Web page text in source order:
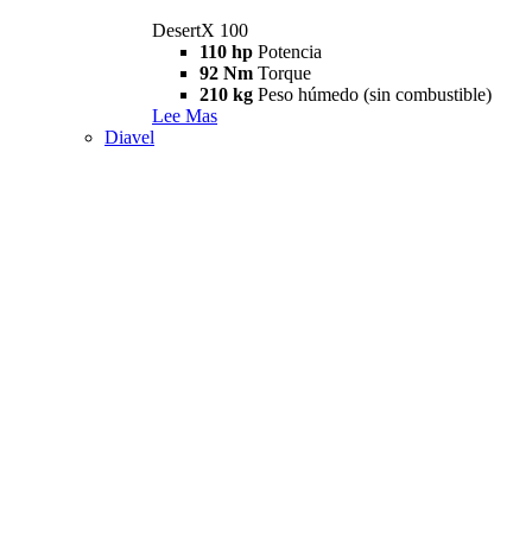
DesertX 100
110 hp Potencia
92 Nm Torque
210 kg Peso húmedo (sin combustible)
Lee Mas
Diavel